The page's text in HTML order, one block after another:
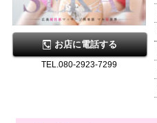
お店に電話する
TEL.080-2923-7299